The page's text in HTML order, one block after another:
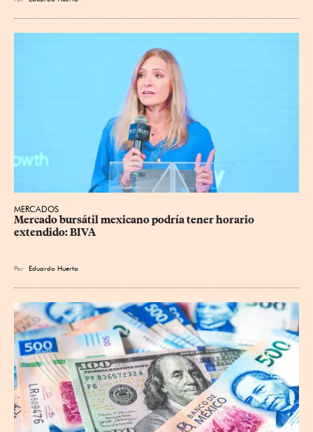
MERCADOS
Mercado bursátil mexicano podría tener horario
extendido: BIVA
Por Eduardo Huerta